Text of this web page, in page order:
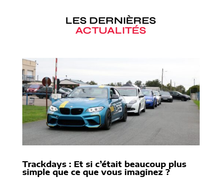
LES DERNIÈRES
ACTUALITÉS
Trackdays : Et si c’était beaucoup plus
simple que ce que vous imaginez ?